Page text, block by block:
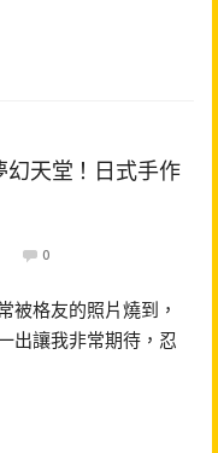
幻天堂！日式手作
0
被格友的照片燒到，
出讓我非常期待，忍